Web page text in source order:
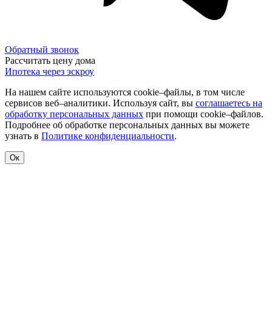
Обратный звонок
Рассчитать цену дома
Ипотека через эскроу
На нашем сайте используются cookie–файлы, в том числе
сервисов веб–аналитики. Используя сайт, вы соглашаетесь на
обработку персональных данных при помощи cookie–файлов.
Подробнее об обработке персональных данных вы можете
узнать в Политике конфиденциальности.
Ок